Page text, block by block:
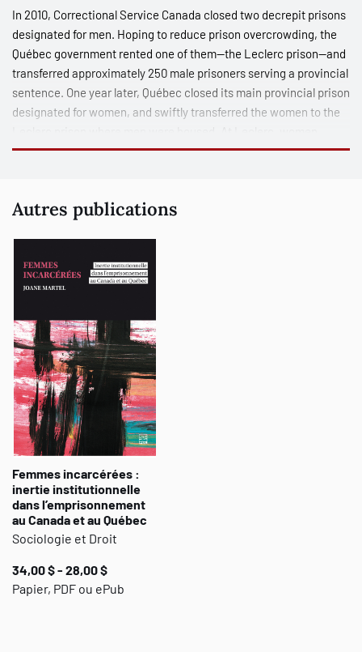
In 2010, Correctional Service Canada closed two decrepit prisons
designated for men. Hoping to reduce prison overcrowding, the
Québec government rented one of them—the Leclerc prison—and
transferred approximately 250 male prisoners serving a provincial
sentence. One year later, Québec closed its main provincial prison
designated for women, and swiftly transferred the women to the
endured dehumanizing conditions condemned by scholars,
prison suggest that women’s imprisonment is resisting significant
and the specific needs of imprisoned women in Canada. This
book proposes a critical rereading of women’s penal history in
women’s prisoning are path dependent and tend to follow a
locked-in trajectory.
Autres publications
Femmes incarcérées :
inertie institutionnelle
dans l’emprisonnement
au Canada et au Québec
Sociologie et Droit
34,00 $ - 28,00 $
Papier, PDF ou ePub